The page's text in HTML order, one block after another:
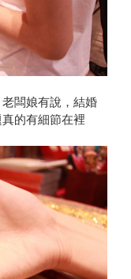
闆娘有說，結婚
的有細節在裡